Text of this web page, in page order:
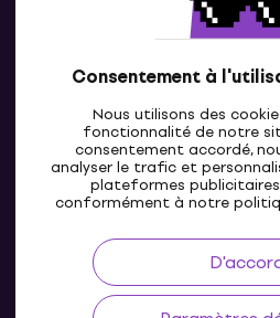
Consentement à
Nous utilisons des
fonctionnalité de notre
consentement accordé,
analyser le trafic et
plateformes
conformément à notre LU